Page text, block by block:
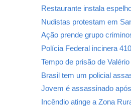
Restaurante instala
Nudistas protestam em
Ação prende grupo
Polícia Federal incinera
Tempo de prisão de
Brasil tem um policial
Jovem é assassinado
Incêndio atinge a Zona